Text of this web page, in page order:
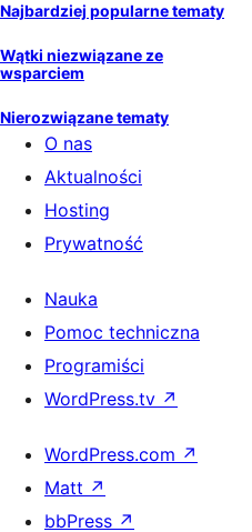
Najbardziej popularne tematy
Wątki niezwiązane ze
wsparciem
Nierozwiązane tematy
O nas
Aktualności
Hosting
Prywatność
Nauka
Pomoc techniczna
Programiści
WordPress.tv ↗
WordPress.com ↗
Matt ↗
bbPress ↗